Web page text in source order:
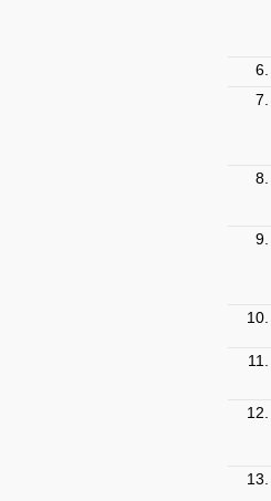
6.
7.
8.
9.
10.
11.
12.
13.